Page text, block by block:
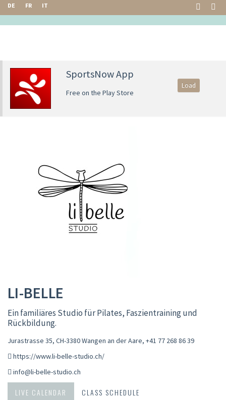
DE FR IT
SportsNow App
Free on the Play Store
Load
LI-BELLE
Ein familiäres Studio für Pilates, Faszientraining und
Rückbildung.
Jurastrasse 35, CH-3380 Wangen an der Aare, +41 77 268 86 39
https://www.li-belle-studio.ch/
info@li-belle-studio.ch
LIVE CALENDAR
CLASS SCHEDULE